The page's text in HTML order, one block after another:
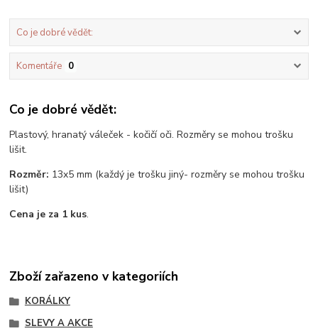
Co je dobré vědět:
Komentáře 0
Co je dobré vědět:
Plastový, hranatý váleček - kočičí oči. Rozměry se mohou trošku
lišit.
Rozměr: 13x5 mm (každý je trošku jiný- rozměry se mohou trošku
lišit)
Cena je za 1 kus.
Zboží zařazeno v kategoriích
KORÁLKY
SLEVY A AKCE